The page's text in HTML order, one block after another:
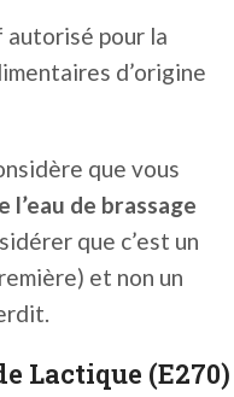
pour la
d’origine
que vous
l’eau de brassage
que c’est un
et non un
Lactique (E270)